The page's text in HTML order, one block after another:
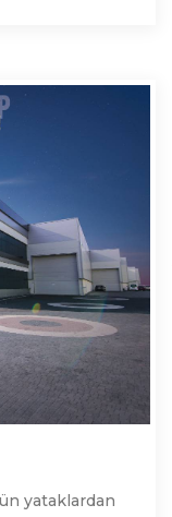
yataklardan